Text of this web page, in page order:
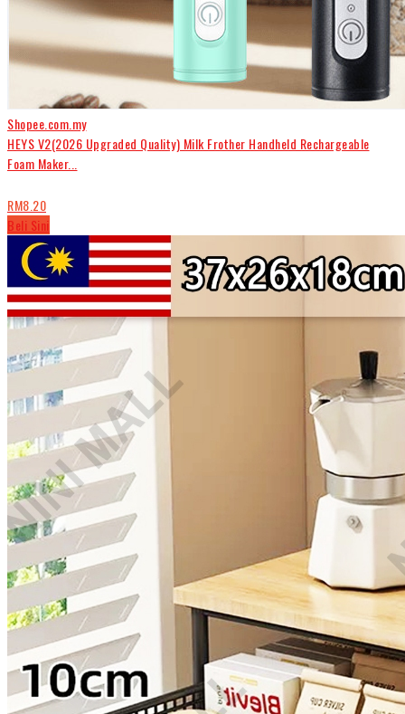
Shopee.com.my
HEYS V2(2026 Upgraded Quality) Milk Frother Handheld Rechargeable
Foam Maker...
RM8.20
Beli Sini